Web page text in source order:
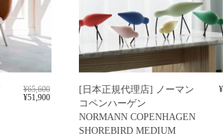
¥65,600
¥51,900
[日本正規代理店] ノーマン
コペンハーゲン
NORMANN COPENHAGEN
SHOREBIRD MEDIUM
¥